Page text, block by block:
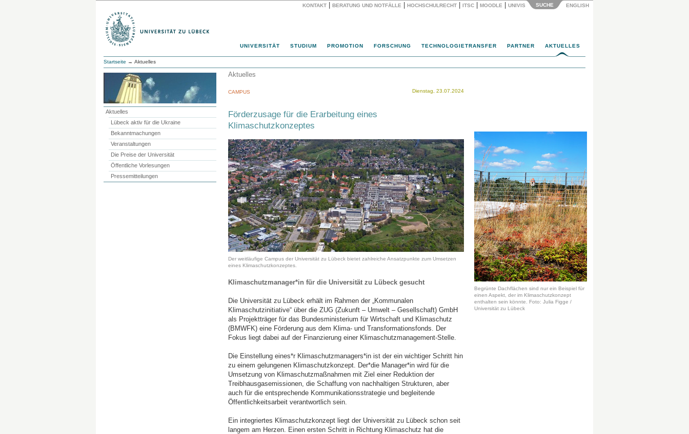
KONTAKT BERATUNG UND NOTFÄLLE HOCHSCHULRECHT ITSC MOODLE UNIVIS SUCHE ENGLISH
UNIVERSITÄT STUDIUM PROMOTION FORSCHUNG TECHNOLOGIETRANSFER PARTNER AKTUELLES
Startseite → Aktuelles
Aktuelles
Lübeck aktiv für die Ukraine
Bekanntmachungen
Veranstaltungen
Die Preise der Universität
Öffentliche Vorlesungen
Pressemitteilungen
Aktuelles
Dienstag, 23.07.2024
CAMPUS
Förderzusage für die Erarbeitung eines
Klimaschutzkonzeptes
Der weitläufige Campus der Universität zu Lübeck bietet zahlreiche Ansatzpunkte zum Umsetzen
eines Klimaschutzkonzeptes.
Klimaschutzmanager*in für die Universität zu Lübeck gesucht
Die Universität zu Lübeck erhält im Rahmen der „Kommunalen
Klimaschutzinitiative“ über die ZUG (Zukunft – Umwelt – Gesellschaft) GmbH
als Projektträger für das Bundesministerium für Wirtschaft und Klimaschutz
(BMWFK) eine Förderung aus dem Klima- und Transformationsfonds. Der
Fokus liegt dabei auf der Finanzierung einer Klimaschutzmanagement-Stelle.
Die Einstellung eines*r Klimaschutzmanagers*in ist der ein wichtiger Schritt hin
zu einem gelungenen Klimaschutzkonzept. Der*die Manager*in wird für die
Umsetzung von Klimaschutzmaßnahmen mit Ziel einer Reduktion der
Treibhausgasemissionen, die Schaffung von nachhaltigen Strukturen, aber
auch für die entsprechende Kommunikationsstrategie und begleitende
Öffentlichkeitsarbeit verantwortlich sein.
Ein integriertes Klimaschutzkonzept liegt der Universität zu Lübeck schon seit
langem am Herzen. Einen ersten Schritt in Richtung Klimaschutz hat die
Begrünte Dachflächen sind nur ein Beispiel für
einen Aspekt, der im Klimaschutzkonzept
enthalten sein könnte. Foto: Julia Figge /
Universität zu Lübeck